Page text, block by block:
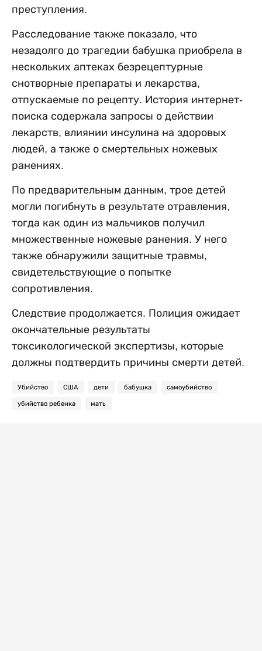
преступления.
Расследование также показало, что
незадолго до трагедии бабушка приобрела в
нескольких аптеках безрецептурные
снотворные препараты и лекарства,
отпускаемые по рецепту. История интернет-
поиска содержала запросы о действии
лекарств, влиянии инсулина на здоровых
людей, а также о смертельных ножевых
ранениях.
По предварительным данным, трое детей
могли погибнуть в результате отравления,
тогда как один из мальчиков получил
множественные ножевые ранения. У него
также обнаружили защитные травмы,
свидетельствующие о попытке
сопротивления.
Следствие продолжается. Полиция ожидает
окончательные результаты
токсикологической экспертизы, которые
должны подтвердить причины смерти детей.
Убийство США дети бабушка самоубийство
убийство ребенка мать